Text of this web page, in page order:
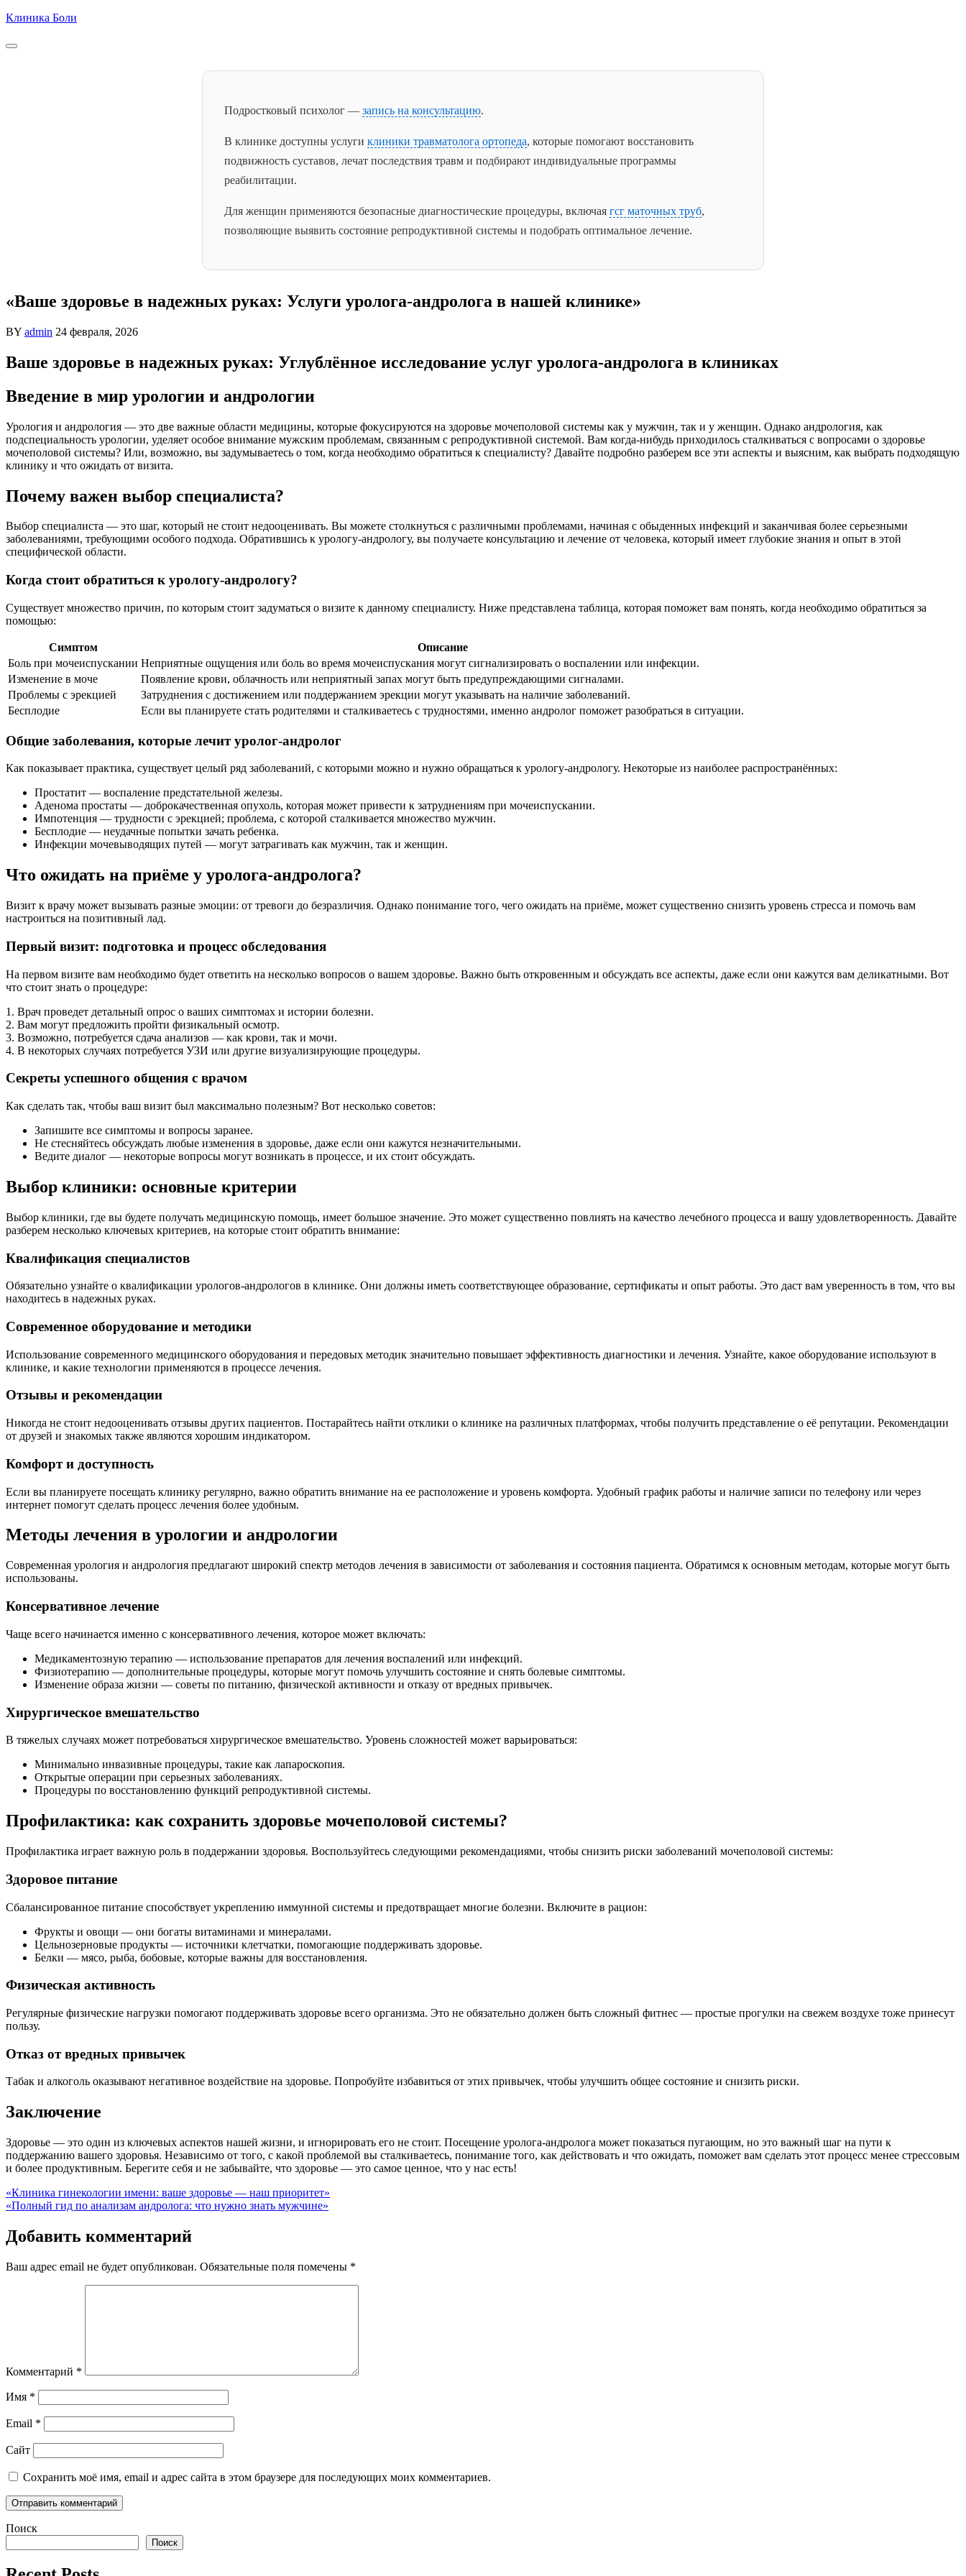
Skip
content
Клиника Боли
Подростковый психолог — запись на консультацию.
В клинике доступны услуги клиники травматолога ортопеда, которые помогают восстановить
подвижность суставов, лечат последствия травм и подбирают индивидуальные программы
реабилитации.
Для женщин применяются безопасные диагностические процедуры, включая гсг маточных труб,
позволяющие выявить состояние репродуктивной системы и подобрать оптимальное лечение.
«Ваше здоровье в надежных руках: Услуги уролога-андролога в нашей клинике»
BY admin 24 февраля, 2026
Ваше здоровье в надежных руках: Углублённое исследование услуг уролога-андролога в клиниках
Введение в мир урологии и андрологии
Урология и андрология — это две важные области медицины, которые фокусируются на здоровье мочеполовой системы как у мужчин, так и у женщин. Однако андрология, как
подспециальность урологии, уделяет особое внимание мужским проблемам, связанным с репродуктивной системой. Вам когда-нибудь приходилось сталкиваться с вопросами о здоровье
мочеполовой системы? Или, возможно, вы задумываетесь о том, когда необходимо обратиться к специалисту? Давайте подробно разберем все эти аспекты и выясним, как выбрать подходящую
клинику и что ожидать от визита.
Почему важен выбор специалиста?
Выбор специалиста — это шаг, который не стоит недооценивать. Вы можете столкнуться с различными проблемами, начиная с обыденных инфекций и заканчивая более серьезными
заболеваниями, требующими особого подхода. Обратившись к урологу-андрологу, вы получаете консультацию и лечение от человека, который имеет глубокие знания и опыт в этой
специфической области.
Когда стоит обратиться к урологу-андрологу?
Существует множество причин, по которым стоит задуматься о визите к данному специалисту. Ниже представлена таблица, которая поможет вам понять, когда необходимо обратиться за
помощью:
Симптом
Описание
Боль при мочеиспускании Неприятные ощущения или боль во время мочеиспускания могут сигнализировать о воспалении или инфекции.
Изменение в моче
Появление крови, облачность или неприятный запах могут быть предупреждающими сигналами.
Проблемы с эрекцией
Затруднения с достижением или поддержанием эрекции могут указывать на наличие заболеваний.
Бесплодие
Если вы планируете стать родителями и сталкиваетесь с трудностями, именно андролог поможет разобраться в ситуации.
Общие заболевания, которые лечит уролог-андролог
Как показывает практика, существует целый ряд заболеваний, с которыми можно и нужно обращаться к урологу-андрологу. Некоторые из наиболее распространённых:
Простатит — воспаление предстательной железы.
Аденома простаты — доброкачественная опухоль, которая может привести к затруднениям при мочеиспускании.
Импотенция — трудности с эрекцией; проблема, с которой сталкивается множество мужчин.
Бесплодие — неудачные попытки зачать ребенка.
Инфекции мочевыводящих путей — могут затрагивать как мужчин, так и женщин.
Что ожидать на приёме у уролога-андролога?
Визит к врачу может вызывать разные эмоции: от тревоги до безразличия. Однако понимание того, чего ожидать на приёме, может существенно снизить уровень стресса и помочь вам
настроиться на позитивный лад.
Первый визит: подготовка и процесс обследования
На первом визите вам необходимо будет ответить на несколько вопросов о вашем здоровье. Важно быть откровенным и обсуждать все аспекты, даже если они кажутся вам деликатными. Вот
что стоит знать о процедуре:
1. Врач проведет детальный опрос о ваших симптомах и истории болезни.
2. Вам могут предложить пройти физикальный осмотр.
3. Возможно, потребуется сдача анализов — как крови, так и мочи.
4. В некоторых случаях потребуется УЗИ или другие визуализирующие процедуры.
Секреты успешного общения с врачом
Как сделать так, чтобы ваш визит был максимально полезным? Вот несколько советов:
Запишите все симптомы и вопросы заранее.
Не стесняйтесь обсуждать любые изменения в здоровье, даже если они кажутся незначительными.
Ведите диалог — некоторые вопросы могут возникать в процессе, и их стоит обсуждать.
Выбор клиники: основные критерии
Выбор клиники, где вы будете получать медицинскую помощь, имеет большое значение. Это может существенно повлиять на качество лечебного процесса и вашу удовлетворенность. Давайте
разберем несколько ключевых критериев, на которые стоит обратить внимание:
Квалификация специалистов
Обязательно узнайте о квалификации урологов-андрологов в клинике. Они должны иметь соответствующее образование, сертификаты и опыт работы. Это даст вам уверенность в том, что вы
находитесь в надежных руках.
Современное оборудование и методики
Использование современного медицинского оборудования и передовых методик значительно повышает эффективность диагностики и лечения. Узнайте, какое оборудование используют в
клинике, и какие технологии применяются в процессе лечения.
Отзывы и рекомендации
Никогда не стоит недооценивать отзывы других пациентов. Постарайтесь найти отклики о клинике на различных платформах, чтобы получить представление о её репутации. Рекомендации
от друзей и знакомых также являются хорошим индикатором.
Комфорт и доступность
Если вы планируете посещать клинику регулярно, важно обратить внимание на ее расположение и уровень комфорта. Удобный график работы и наличие записи по телефону или через
интернет помогут сделать процесс лечения более удобным.
Методы лечения в урологии и андрологии
Современная урология и андрология предлагают широкий спектр методов лечения в зависимости от заболевания и состояния пациента. Обратимся к основным методам, которые могут быть
использованы.
Консервативное лечение
Чаще всего начинается именно с консервативного лечения, которое может включать:
Медикаментозную терапию — использование препаратов для лечения воспалений или инфекций.
Физиотерапию — дополнительные процедуры, которые могут помочь улучшить состояние и снять болевые симптомы.
Изменение образа жизни — советы по питанию, физической активности и отказу от вредных привычек.
Хирургическое вмешательство
В тяжелых случаях может потребоваться хирургическое вмешательство. Уровень сложностей может варьироваться:
Минимально инвазивные процедуры, такие как лапароскопия.
Открытые операции при серьезных заболеваниях.
Процедуры по восстановлению функций репродуктивной системы.
Профилактика: как сохранить здоровье мочеполовой системы?
Профилактика играет важную роль в поддержании здоровья. Воспользуйтесь следующими рекомендациями, чтобы снизить риски заболеваний мочеполовой системы:
Здоровое питание
Сбалансированное питание способствует укреплению иммунной системы и предотвращает многие болезни. Включите в рацион:
Фрукты и овощи — они богаты витаминами и минералами.
Цельнозерновые продукты — источники клетчатки, помогающие поддерживать здоровье.
Белки — мясо, рыба, бобовые, которые важны для восстановления.
Физическая активность
Регулярные физические нагрузки помогают поддерживать здоровье всего организма. Это не обязательно должен быть сложный фитнес — простые прогулки на свежем воздухе тоже принесут
пользу.
Отказ от вредных привычек
Табак и алкоголь оказывают негативное воздействие на здоровье. Попробуйте избавиться от этих привычек, чтобы улучшить общее состояние и снизить риски.
Заключение
Здоровье — это один из ключевых аспектов нашей жизни, и игнорировать его не стоит. Посещение уролога-андролога может показаться пугающим, но это важный шаг на пути к
поддержанию вашего здоровья. Независимо от того, с какой проблемой вы сталкиваетесь, понимание того, как действовать и что ожидать, поможет вам сделать этот процесс менее стрессовым
и более продуктивным. Берегите себя и не забывайте, что здоровье — это самое ценное, что у нас есть!
Навигация
по
записям
«Клиника гинекологии имени: ваше здоровье — наш приоритет»
«Полный гид по анализам андролога: что нужно знать мужчине»
Добавить комментарий
Ваш адрес email не будет опубликован. Обязательные поля помечены *
Комментарий *
Имя *
Email *
Сайт
Сохранить моё имя, email и адрес сайта в этом браузере для последующих моих комментариев.
Поиск
Поиск